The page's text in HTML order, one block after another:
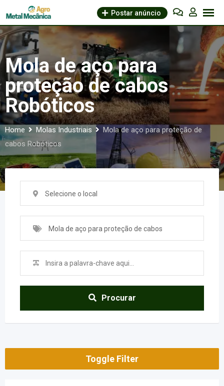
to
content
Postar anúncio
Mola de aço para
proteção de cabos
Robóticos
Home Molas Industriais
Mola de aço para proteção de
cabos Robóticos
Selecione o local
Mola de aço para proteção de cabos
Robóticos
Procurar
Toggle Filter